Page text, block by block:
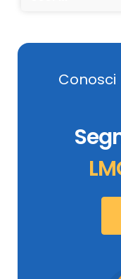
Conosci